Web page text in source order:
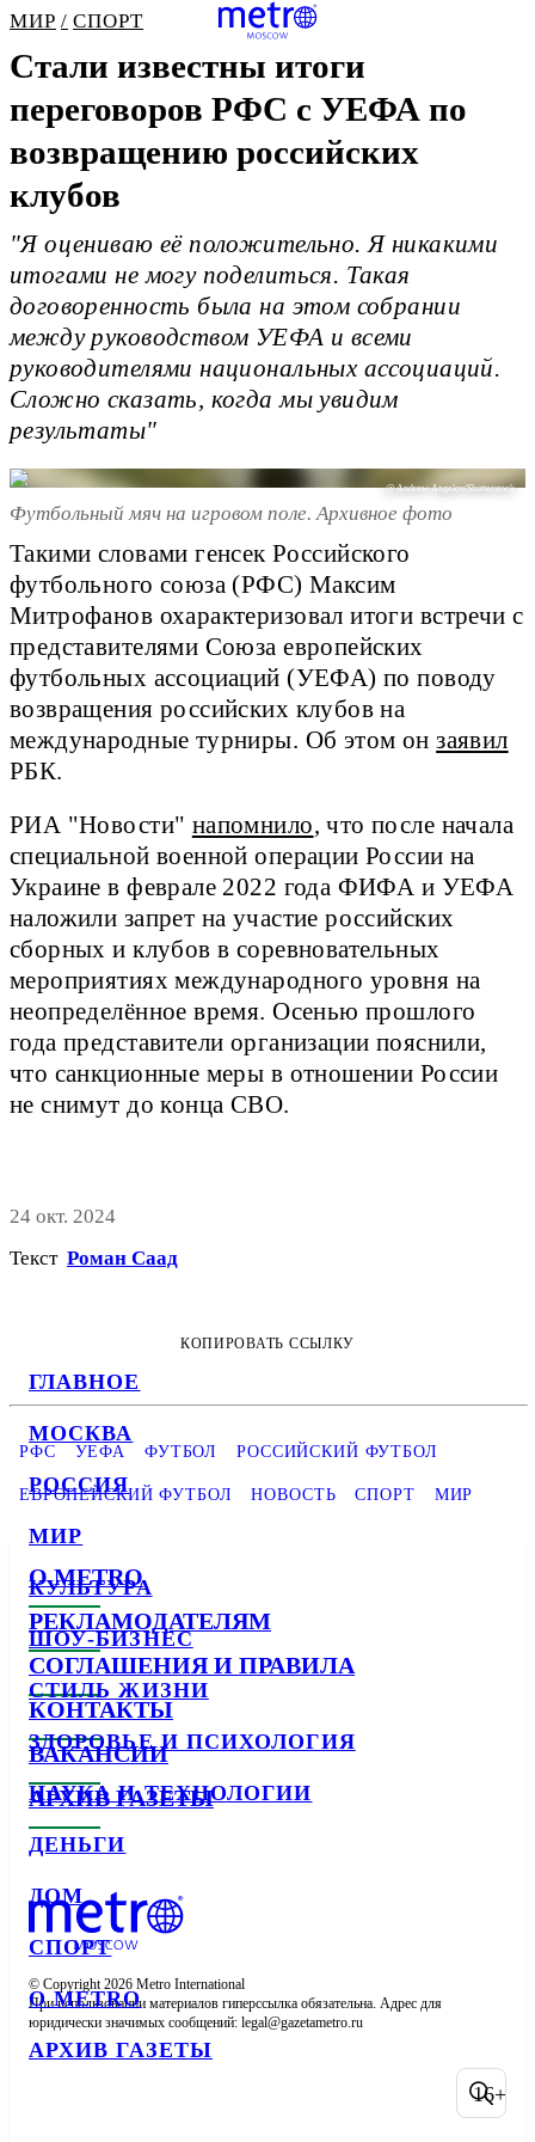
ГЛАВНОЕ
МОСКВА
РОССИЯ
МИР
КУЛЬТУРА
ШОУ-БИЗНЕС
СТИЛЬ ЖИЗНИ
ЗДОРОВЬЕ И ПСИХОЛОГИЯ
НАУКА И ТЕХНОЛОГИИ
ДЕНЬГИ
ДОМ
СПОРТ
О METRO
АРХИВ ГАЗЕТЫ
МИР СПОРТ
Стали известны итоги
переговоров РФС с УЕФА по
возвращению российских
клубов
"Я оцениваю её положительно. Я никакими
итогами не могу поделиться. Такая
договоренность была на этом собрании
между руководством УЕФА и всеми
руководителями национальных ассоциаций.
Сложно сказать, когда мы увидим
результаты"
@ Andrew Angelov/Shutterstock
Футбольный мяч на игровом поле. Архивное фото
Такими словами генсек Российского
футбольного союза (РФС) Максим
Митрофанов охарактеризовал итоги встречи с
представителями Союза европейских
футбольных ассоциаций (УЕФА) по поводу
возвращения российских клубов на
международные турниры. Об этом онзаявил
РБК.
РИА "Новости" напомнило, что после начала
специальной военной операции России на
Украине в феврале 2022 года ФИФА и УЕФА
наложили запрет на участие российских
сборных и клубов в соревновательных
мероприятиях международного уровня на
неопределённое время. Осенью прошлого
года представители организации пояснили,
что санкционные меры в отношении России
не снимут до конца СВО.
24 окт. 2024
Текст Роман Саад
КОПИРОВАТЬ ССЫЛКУ
РФС УЕФА ФУТБОЛ РОССИЙСКИЙ ФУТБОЛ
ЕВРОПЕЙСКИЙ ФУТБОЛ НОВОСТЬ СПОРТ МИР
О METRO
РЕКЛАМОДАТЕЛЯМ
СОГЛАШЕНИЯ И ПРАВИЛА
КОНТАКТЫ
ВАКАНСИИ
АРХИВ ГАЗЕТЫ
© Copyright 2026 Metro International
При использовании материалов гиперссылка обязательна. Адрес для
юридически значимых сообщений:
16+